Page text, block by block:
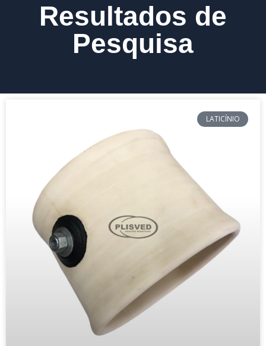
Resultados de
Pesquisa
LATICÍNIO